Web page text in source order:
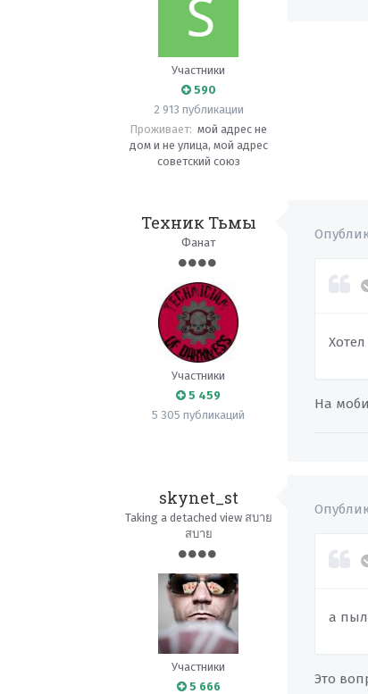
Участники
590
2 913 публикации
Проживает: мой адрес не
дом и не улица, мой адрес
советский союз
Техник Тьмы
Фанат
Участники
5 459
5 305 публикаций
На
skynet_st
Taking a detached view สบาย
สบาย
Участники
5 666
а
Это